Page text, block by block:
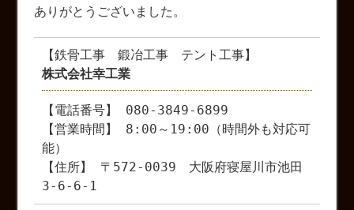
ありがとうございました。
【鉄骨工事 鍛冶工事 テント工事】
株式会社幸工業
【電話番号】 080-3849-6899
【営業時間】 8:00～19:00（時間外も対応可
能）
【住所】 〒572-0039 大阪府寝屋川市池田
3-6-6-1